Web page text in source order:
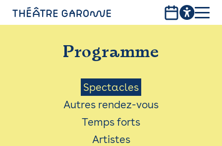
PROGRAMME
INFOS PRATIQUES
AVEC LES PUBLICS
ACCESSIBILITÉ
LES PRODUCTIONS
Programme
Menu
Saison
Spectacles
Autres rendez-vous
Temps forts
Artistes